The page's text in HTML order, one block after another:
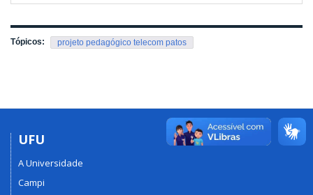
Tópicos: projeto pedagógico telecom patos
UFU
A Universidade
Campi